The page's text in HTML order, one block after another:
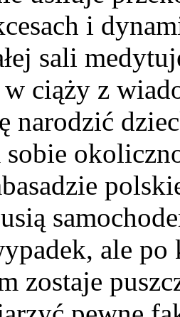
i
sali
ciąży z
narodzić
ale
zostaje